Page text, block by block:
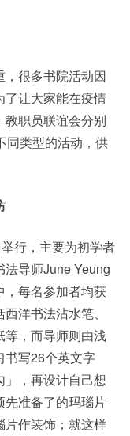
很多书院活动因
了让大家能在疫情
职员联谊会分别
同类型的活动，供
行，主要为初学者
导师June Yeung
，每名参加者均获
洋书法沾水笔、
等，而导师则由浅
书写26个英文字
，再设计自己想
先准备了的玛瑙片
片作装饰；就这样